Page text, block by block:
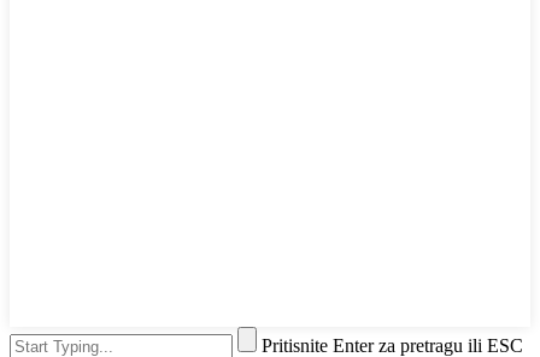
Pritisnite Enter za pretragu ili ESC